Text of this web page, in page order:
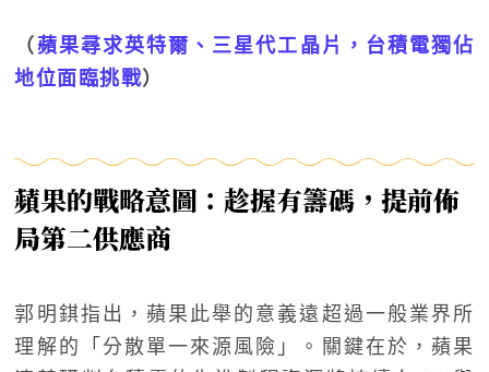
（蘋果尋求英特爾、三星代工晶片，台積電獨佔
地位面臨挑戰）
蘋果的戰略意圖：趁握有籌碼，提前佈
局第二供應商
郭明錤指出，蘋果此舉的意義遠超過一般業界所
理解的「分散單一來源風險」。關鍵在於，蘋果